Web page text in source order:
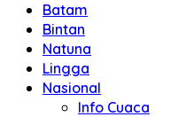
Batam
Bintan
Natuna
Lingga
Nasional
Info Cuaca